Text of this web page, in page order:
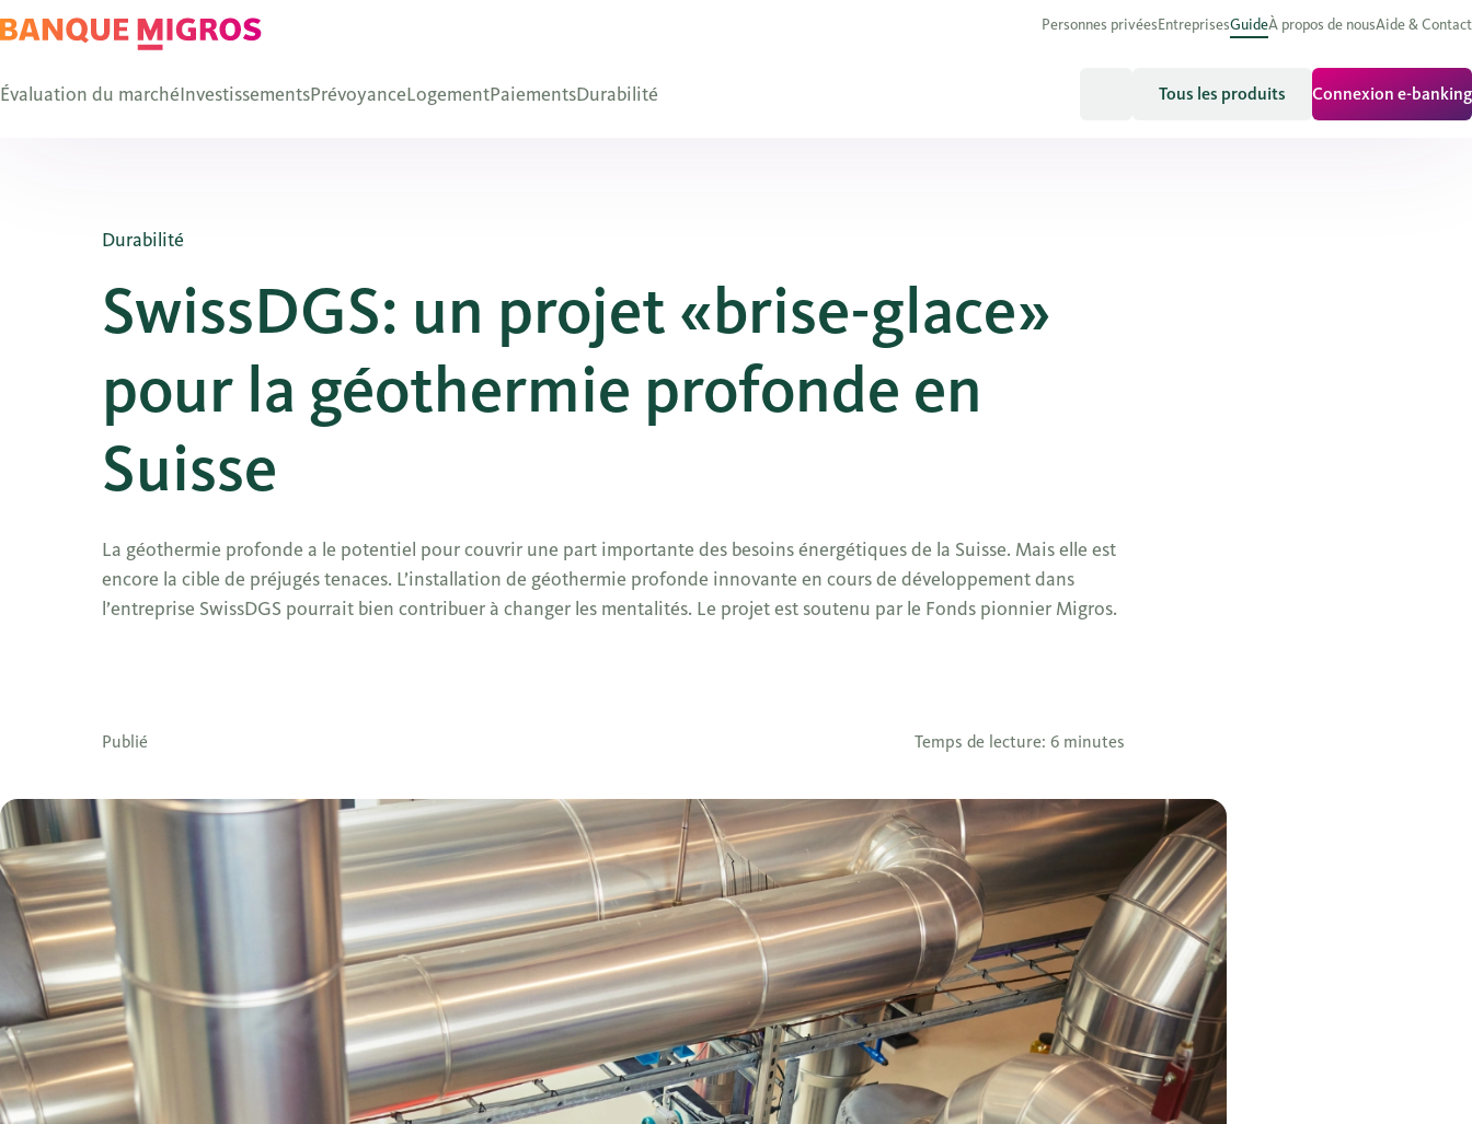
Personnes privéesEntreprisesGuideÀ propos de nousAide & Contact
Évaluation du marchéInvestissementsPrévoyanceLogementPaiementsDurabilité Tous les produits Connexion e-banking
Durabilité
SwissDGS: un projet «brise-glace»
pour la géothermie profonde en
Suisse
La géothermie profonde a le potentiel pour couvrir une part importante des besoins énergétiques de la Suisse. Mais elle est
encore la cible de préjugés tenaces. L’installation de géothermie profonde innovante en cours de développement dans
l’entreprise SwissDGS pourrait bien contribuer à changer les mentalités. Le projet est soutenu par le Fonds pionnier Migros.
Publié Temps de lecture: 6 minutes